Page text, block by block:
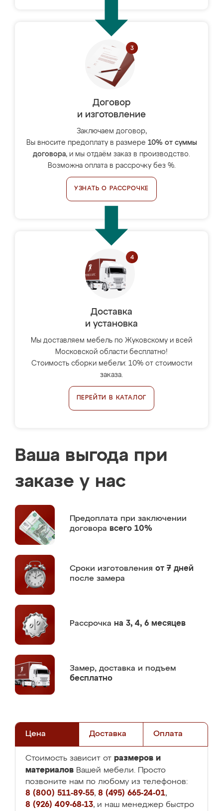
Договор
и изготовление
Заключаем договор,
Вы вносите предоплату в размере 10% от суммы
договора, и мы отдаём заказ в производство.
Возможна оплата в рассрочку без %.
УЗНАТЬ О РАССРОЧКЕ
Доставка
и установка
Мы доставляем мебель по Жуковскому и всей
Московской области бесплатно!
Стоимость сборки мебели: 10% от стоимости
заказа.
ПЕРЕЙТИ В КАТАЛОГ
Ваша выгода при
заказе у нас
Предоплата при заключении
договора всего 10%
Сроки изготовления от 7 дней
после замера
Рассрочка на 3, 4, 6 месяцев
Замер, доставка и подъем
бесплатно
Цена Доставка Оплата
Стоимость зависит от размеров и
материалов Вашей мебели. Просто
позвоните нам по любому из телефонов:
8 (800) 511-89-55, 8 (495) 665-24-01,
8 (926) 409-68-13, и наш менеджер быстро